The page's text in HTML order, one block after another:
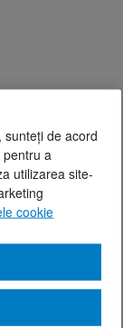
sunteți de acord
a
utilizarea site-
cookie